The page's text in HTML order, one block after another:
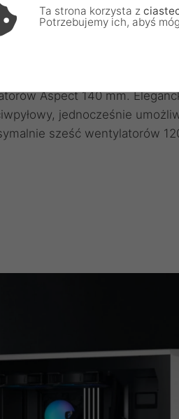
przepływu
Aspect 140 mm.
jednocześnie
sześć wentylatorów
Ta strona korzysta z
Potrzebujemy ich, abyś